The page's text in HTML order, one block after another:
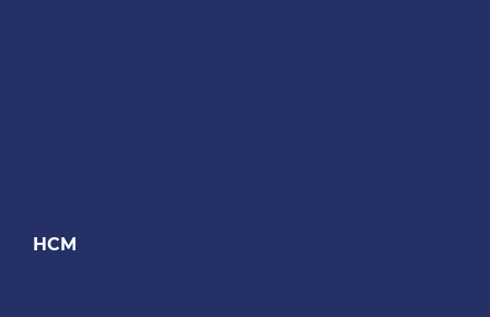
HCM